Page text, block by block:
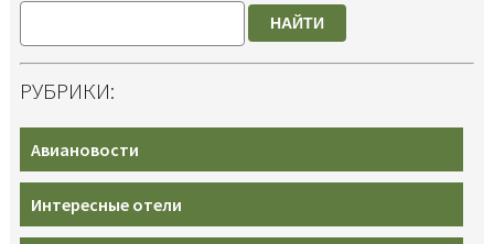
НАЙТИ
РУБРИКИ:
Авиановости
Интересные отели